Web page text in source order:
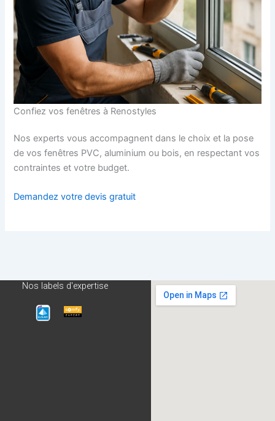
Confiez vos fenêtres à Renostyles
Nos experts vous accompagnent dans le choix et la pose
de vos fenêtres PVC, aluminium ou bois, en respectant vos
contraintes et votre budget.
Demandez votre devis gratuit
Nos labels d'expertise